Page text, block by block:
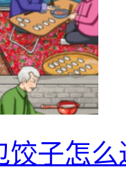
饺子怎